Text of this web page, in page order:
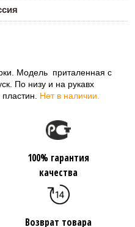
Модель приталенная с
По низу и на рукавх
Нет в наличии.
100% гарантия
качества
Возврат товара